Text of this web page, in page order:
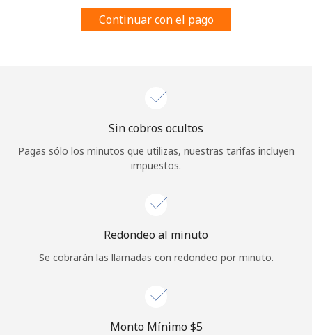
Únete
¡Hola!
Inicia sesión oREGÍSTRATE →
¿Olvidaste tu contraseña? →
Continuar con el pago
Sin cobros ocultos
Pagas sólo los minutos que utilizas, nuestras tarifas incluyen
impuestos.
Redondeo al minuto
Se cobrarán las llamadas con redondeo por minuto.
Monto Mínimo ⁦$5⁩